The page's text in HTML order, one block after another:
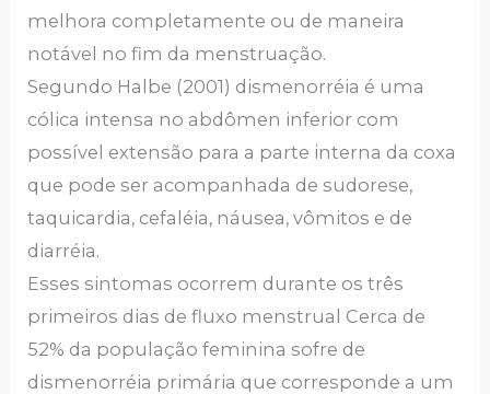
melhora completamente ou de maneira
notável no fim da menstruação.
Segundo Halbe (2001) dismenorréia é uma
cólica intensa no abdômen inferior com
possível extensão para a parte interna da coxa
que pode ser acompanhada de sudorese,
taquicardia, cefaléia, náusea, vômitos e de
diarréia.
Esses sintomas ocorrem durante os três
primeiros dias de fluxo menstrual Cerca de
52% da população feminina sofre de
dismenorréia primária que corresponde a um